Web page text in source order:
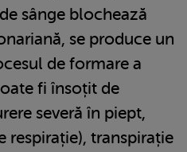
sânge blochează
se produce un
de formare a
fi însoțit de
severă în piept,
respirație), transpirație